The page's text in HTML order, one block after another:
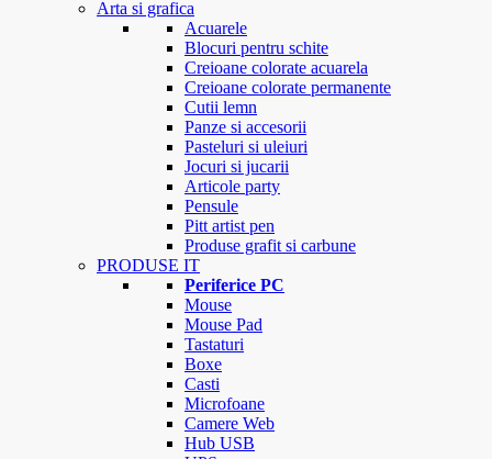
Arta si grafica
Acuarele
Blocuri pentru schite
Creioane colorate acuarela
Creioane colorate permanente
Cutii lemn
Panze si accesorii
Pasteluri si uleiuri
Jocuri si jucarii
Articole party
Pensule
Pitt artist pen
Produse grafit si carbune
PRODUSE IT
Periferice PC
Mouse
Mouse Pad
Tastaturi
Boxe
Casti
Microfoane
Camere Web
Hub USB